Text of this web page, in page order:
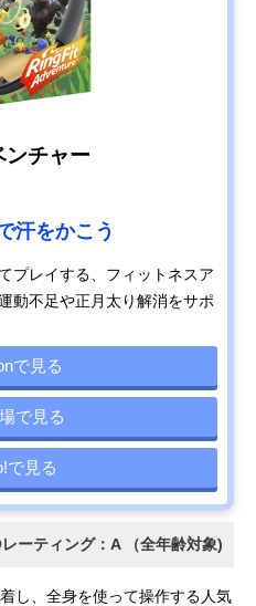
ンチャー
汗をかこう
プレイする、フィットネスア
動不足や正月太り解消をサポ
で見る
で見る
で見る
ティング：A （全年齢対象)
し、全身を使って操作する人気